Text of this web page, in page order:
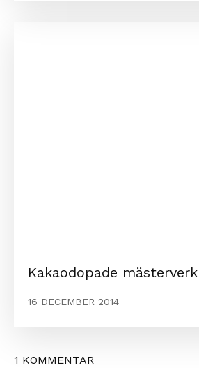
Kakaodopade mästerverk
16 DECEMBER 2014
1 KOMMENTAR